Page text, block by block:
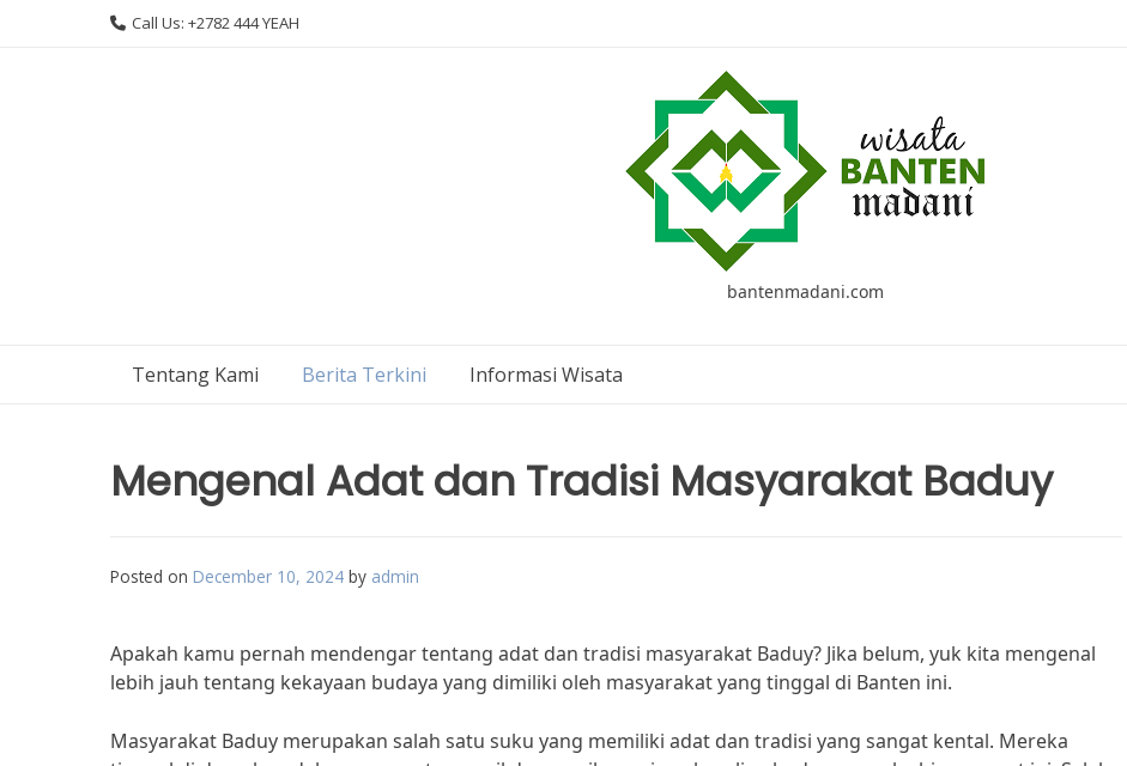
Call Us: +2782 444 YEAH
bantenmadani.com
Tentang Kami Berita Terkini Informasi Wisata
Mengenal Adat dan Tradisi Masyarakat Baduy
Posted on December 10, 2024 by admin
Apakah kamu pernah mendengar tentang adat dan tradisi masyarakat Baduy? Jika belum, yuk kita mengenal
lebih jauh tentang kekayaan budaya yang dimiliki oleh masyarakat yang tinggal di Banten ini.
Masyarakat Baduy merupakan salah satu suku yang memiliki adat dan tradisi yang sangat kental. Mereka